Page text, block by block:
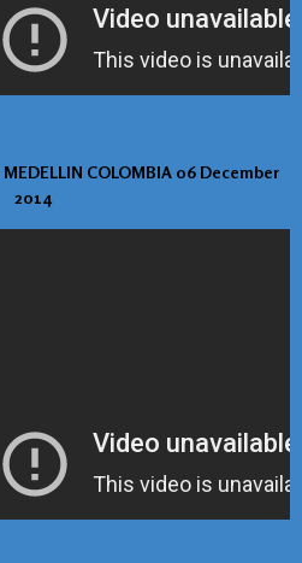
MEDELLIN COLOMBIA 06 December
2014